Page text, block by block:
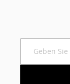
sich